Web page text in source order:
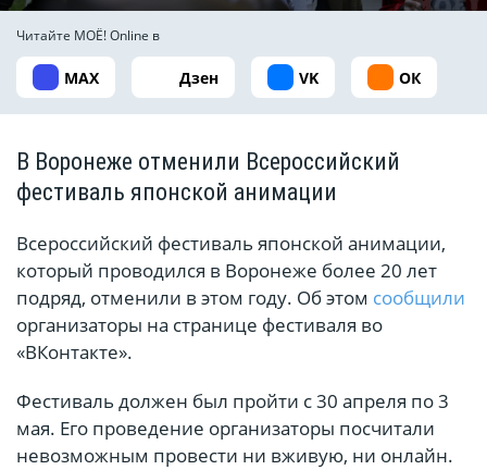
Читайте МОЁ! Online в
MAX Дзен VK ОК
В Воронеже отменили Всероссийский
фестиваль японской анимации
Всероссийский фестиваль японской анимации,
который проводился в Воронеже более 20 лет
подряд, отменили в этом году. Об этом сообщили
организаторы на странице фестиваля во
«ВКонтакте».
Фестиваль должен был пройти с 30 апреля по 3
мая. Его проведение организаторы посчитали
невозможным провести ни вживую, ни онлайн.